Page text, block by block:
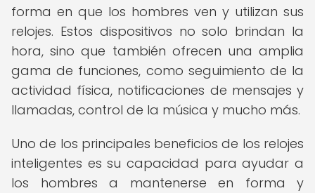
forma en que los hombres ven y utilizan sus
relojes. Estos dispositivos no solo brindan la
hora, sino que también ofrecen una amplia
gama de funciones, como seguimiento de la
actividad física, notificaciones de mensajes y
llamadas, control de la música y mucho más.
Uno de los principales beneficios de los relojes
inteligentes es su capacidad para ayudar a
los hombres a mantenerse en forma y